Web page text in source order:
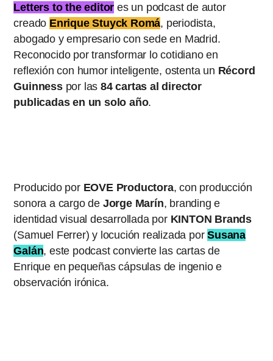
Letters to the editor es un podcast de autor
creado Enrique Stuyck Romá, periodista,
abogado y empresario con sede en Madrid.
Reconocido por transformar lo cotidiano en
reflexión con humor inteligente, ostenta un Récord
Guinnesspor las 84 cartas al director
publicadas en un solo año.
Producido por EOVE Productora, con producción
sonora a cargo de Jorge Marín, branding e
identidad visual desarrollada por KINTON Brands
(Samuel Ferrer) y locución realizada porSusana
Galán, este podcast convierte las cartas de
Enrique en pequeñas cápsulas de ingenio e
observación irónica.